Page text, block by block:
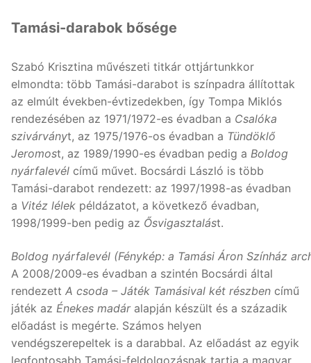
Tamási-darabok bősége
Szabó Krisztina művészeti titkár ottjártunkkor
elmondta: több Tamási-darabot is színpadra állítottak
az elmúlt években-évtizedekben, így Tompa Miklós
rendezésében az 1971/1972-es évadban a Csalóka
szivárványt, az 1975/1976-os évadban a Tündöklő
Jeromost, az 1989/1990-es évadban pedig a Boldog
nyárfalevél című művet. Bocsárdi László is több
Tamási-darabot rendezett: az 1997/1998-as évadban
a Vitéz lélek példázatot, a következő évadban,
1998/1999-ben pedig az Ősvigasztalást.
Boldog nyárfalevél (Fénykép: a Tamási Áron Színház
A 2008/2009-es évadban a szintén Bocsárdi által
rendezett A csoda – Játék Tamásival két részben című
játék az Énekes madáralapján készült és a századik
előadást is megérte. Számos helyen
vendégszerepeltek is a darabbal. Az előadást az egyik
legfontosabb Tamási-feldolgozásnak tartja a magyar